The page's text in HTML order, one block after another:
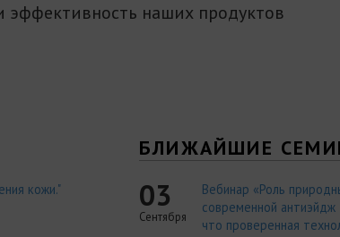
эффективность наших продуктов
кожи."
БЛИЖАЙШИЕ
03
Сентября
Вебинар «Роль
современной
что проверенная